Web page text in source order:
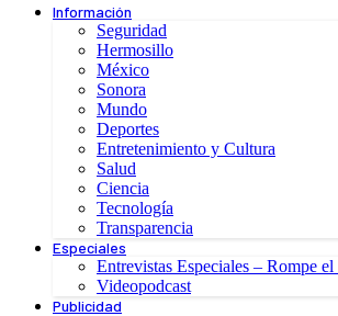
Información
Seguridad
Hermosillo
México
Sonora
Mundo
Deportes
Entretenimiento y Cultura
Salud
Ciencia
Tecnología
Transparencia
Especiales
Entrevistas Especiales – Rompe
Videopodcast
Publicidad